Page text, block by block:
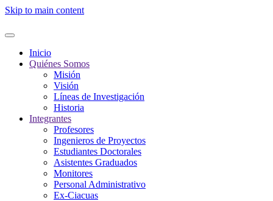
Skip to main content
Inicio
Quiénes Somos
Misión
Visión
Líneas de Investigación
Historia
Integrantes
Profesores
Ingenieros de Proyectos
Estudiantes Doctorales
Asistentes Graduados
Monitores
Personal Administrativo
Ex-Ciacuas